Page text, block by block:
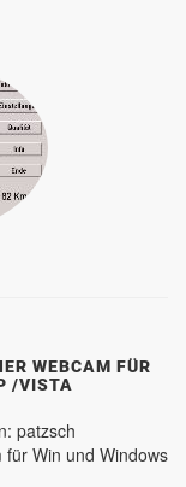
WEBCAM FÜR
/VISTA
patzsch
Win und Windows